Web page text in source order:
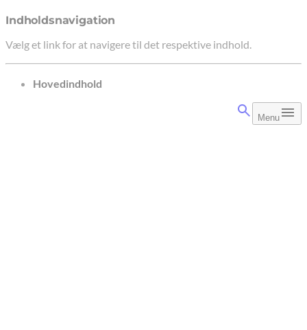
Indholdsnavigation
Vælg et link for at navigere til det respektive indhold.
gå til
Hovedindhold
Menu